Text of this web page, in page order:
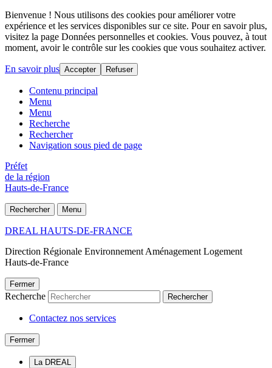
Bienvenue ! Nous utilisons des cookies pour améliorer votre
expérience et les services disponibles sur ce site. Pour en savoir plus,
visitez la page Données personnelles et cookies. Vous pouvez, à tout
moment, avoir le contrôle sur les cookies que vous souhaitez activer.
En savoir plus Accepter Refuser
Contenu principal
Menu
Menu
Recherche
Rechercher
Navigation sous pied de page
Préfet
de la région
Hauts-de-France
Rechercher Menu
DREAL HAUTS-DE-FRANCE
Direction Régionale Environnement Aménagement Logement
Hauts-de-France
Fermer
Recherche Rechercher
Contactez nos services
Fermer
La DREAL